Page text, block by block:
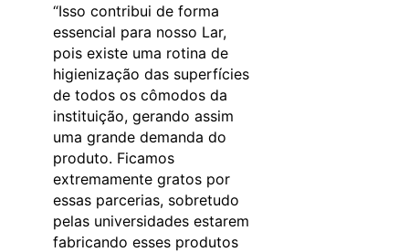
“Isso contribui de forma
essencial para nosso Lar,
pois existe uma rotina de
higienização das superfícies
de todos os cômodos da
instituição, gerando assim
uma grande demanda do
produto. Ficamos
extremamente gratos por
essas parcerias, sobretudo
pelas universidades estarem
fabricando esses produtos